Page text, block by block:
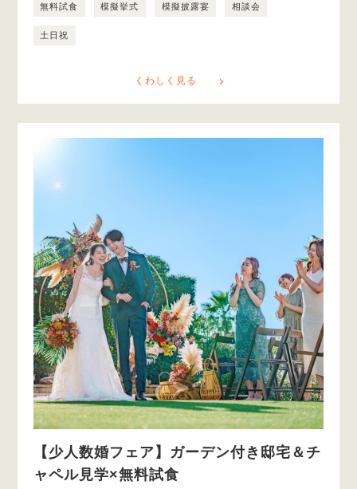
無料試食 模擬挙式 模擬披露宴 相談会
土日祝
くわしく見る
【少人数婚フェア】ガーデン付き邸宅＆チ
ャペル見学×無料試食